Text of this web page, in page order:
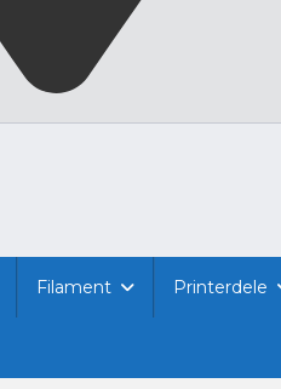
Filament Printerdele